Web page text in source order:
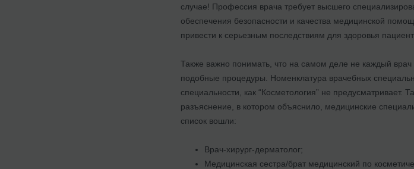
случае! Профессия врача требует высшего
обеспечения безопасности и качества медицинской
привести к серьезным последствиям для здоровья
Также важно понимать, что на самом деле не каждый
подобные процедуры. Номенклатура врачебных
специальности, как “Косметология” не предусматривает.
разъяснение, в котором объяснило, медицинские
список вошли:
Врач-хирург-дерматолог;
Медицинская сестра/брат медицинский по